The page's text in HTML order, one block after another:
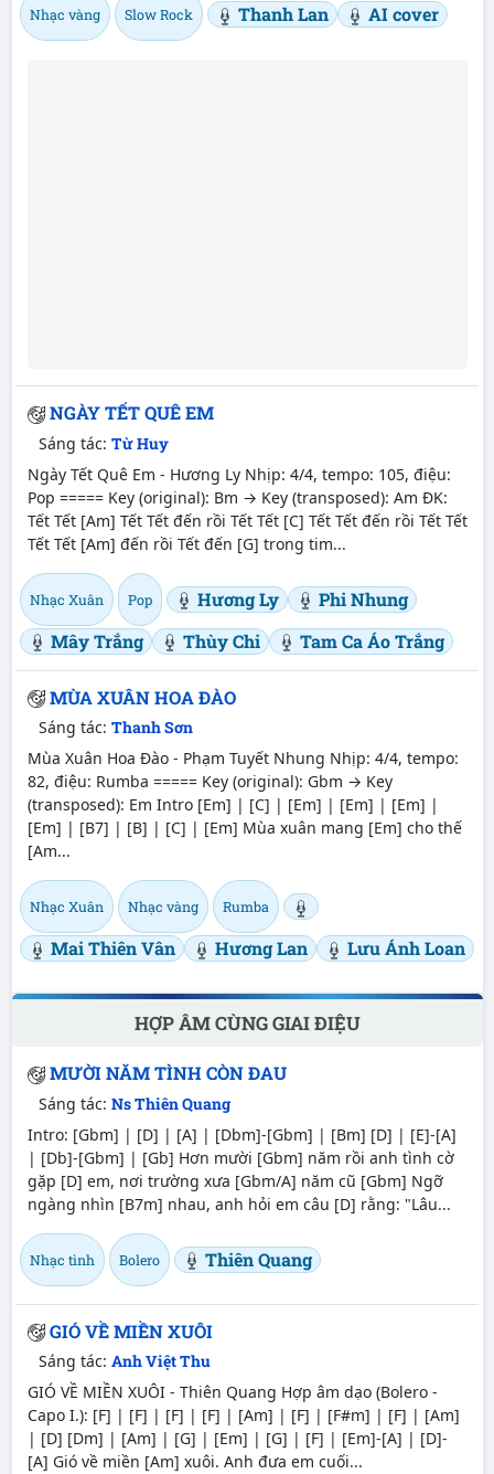
Nhạc vàng Slow Rock Thanh Lan AI cover
NGÀY TẾT QUÊ EM
Sáng tác: Từ Huy
Ngày Tết Quê Em - Hương Ly Nhịp: 4/4, tempo: 105, điệu:
Pop ===== Key (original): Bm → Key (transposed): Am ĐK:
Tết Tết [Am] Tết Tết đến rồi Tết Tết [C] Tết Tết đến rồi Tết Tết
Tết Tết [Am] đến rồi Tết đến [G] trong tim...
Nhạc Xuân Pop Hương Ly
Phi Nhung
Mây Trắng
Thùy Chi Tam Ca Áo Trắng
MÙA XUÂN HOA ĐÀO
Sáng tác: Thanh Sơn
Mùa Xuân Hoa Đào - Phạm Tuyết Nhung Nhịp: 4/4, tempo:
82, điệu: Rumba ===== Key (original): Gbm → Key
(transposed): Em Intro [Em] | [C] | [Em] | [Em] | [Em] |
[Em] | [B7] | [B] | [C] | [Em] Mùa xuân mang [Em] cho thế
[Am...
Nhạc Xuân Nhạc vàng Rumba
Mai Thiên Vân Hương Lan Lưu Ánh Loan
HỢP ÂM CÙNG GIAI ĐIỆU
MƯỜI NĂM TÌNH CÒN ĐAU
Sáng tác: Ns Thiên Quang
Intro: [Gbm] | [D] | [A] | [Dbm]-[Gbm] | [Bm] [D] | [E]-[A]
| [Db]-[Gbm] | [Gb] Hơn mười [Gbm] năm rồi anh tình cờ
gặp [D] em, nơi trường xưa [Gbm/A] năm cũ [Gbm] Ngỡ
ngàng nhìn [B7m] nhau, anh hỏi em câu [D] rằng: "Lâu...
Nhạc tình Bolero Thiên Quang
GIÓ VỀ MIỀN XUÔI
Sáng tác: Anh Việt Thu
GIÓ VỀ MIỀN XUÔI - Thiên Quang Hợp âm dạo (Bolero -
Capo I.): [F] | [F] | [F] | [F] | [Am] | [F] | [F#m] | [F] | [Am]
| [D] [Dm] | [Am] | [G] | [Em] | [G] | [F] | [Em]-[A] | [D]-
[A] Gió về miền [Am] xuôi. Anh đưa em cuối...